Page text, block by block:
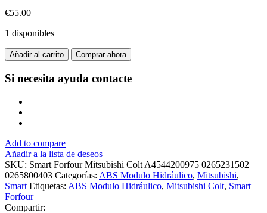
€55.00
1 disponibles
Añadir al carrito Comprar ahora
Si necesita ayuda contacte
Add to compare
Añadir a la lista de deseos
SKU: Smart Forfour Mitsubishi Colt A4544200975 0265231502
0265800403 Categorías: ABS Modulo Hidráulico, Mitsubishi,
Smart Etiquetas: ABS Modulo Hidráulico, Mitsubishi Colt, Smart
Forfour
Compartir: